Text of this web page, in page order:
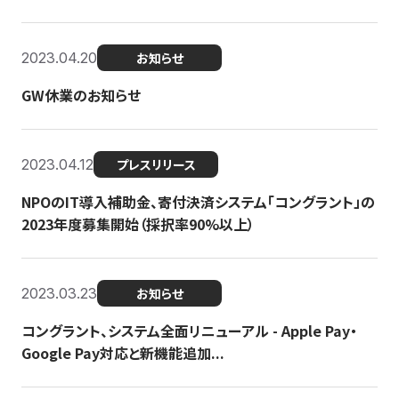
2023.04.20 お知らせ
GW休業のお知らせ
2023.04.12 プレスリリース
NPOのIT導入補助金、寄付決済システム「コングラント」の
2023年度募集開始（採択率90%以上）
2023.03.23 お知らせ
コングラント、システム全面リニューアル - Apple Pay・
Google Pay対応と新機能追加...